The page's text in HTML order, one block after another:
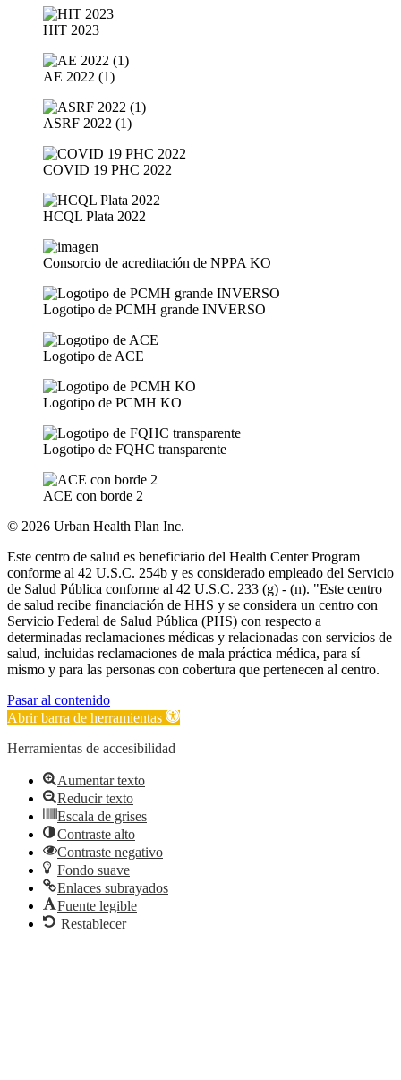
HIT 2023
AE 2022 (1)
ASRF 2022 (1)
COVID 19 PHC 2022
HCQL Plata 2022
Consorcio de acreditación de NPPA KO
Logotipo de PCMH grande INVERSO
Logotipo de ACE
Logotipo de PCMH KO
Logotipo de FQHC transparente
ACE con borde 2
© 2026 Urban Health Plan Inc.
Este centro de salud es beneficiario del Health Center Program
conforme al 42 U.S.C. 254b y es considerado empleado del Servicio
de Salud Pública conforme al 42 U.S.C. 233 (g) - (n). "Este centro
de salud recibe financiación de HHS y se considera un centro con
Servicio Federal de Salud Pública (PHS) con respecto a
determinadas reclamaciones médicas y relacionadas con servicios de
salud, incluidas reclamaciones de mala práctica médica, para sí
mismo y para las personas con cobertura que pertenecen al centro.
Pasar al contenido
Abrir barra de herramientas
Herramientas de accesibilidad
Aumentar texto
Reducir texto
Escala de grises
Contraste alto
Contraste negativo
Fondo suave
Enlaces subrayados
Fuente legible
Restablecer